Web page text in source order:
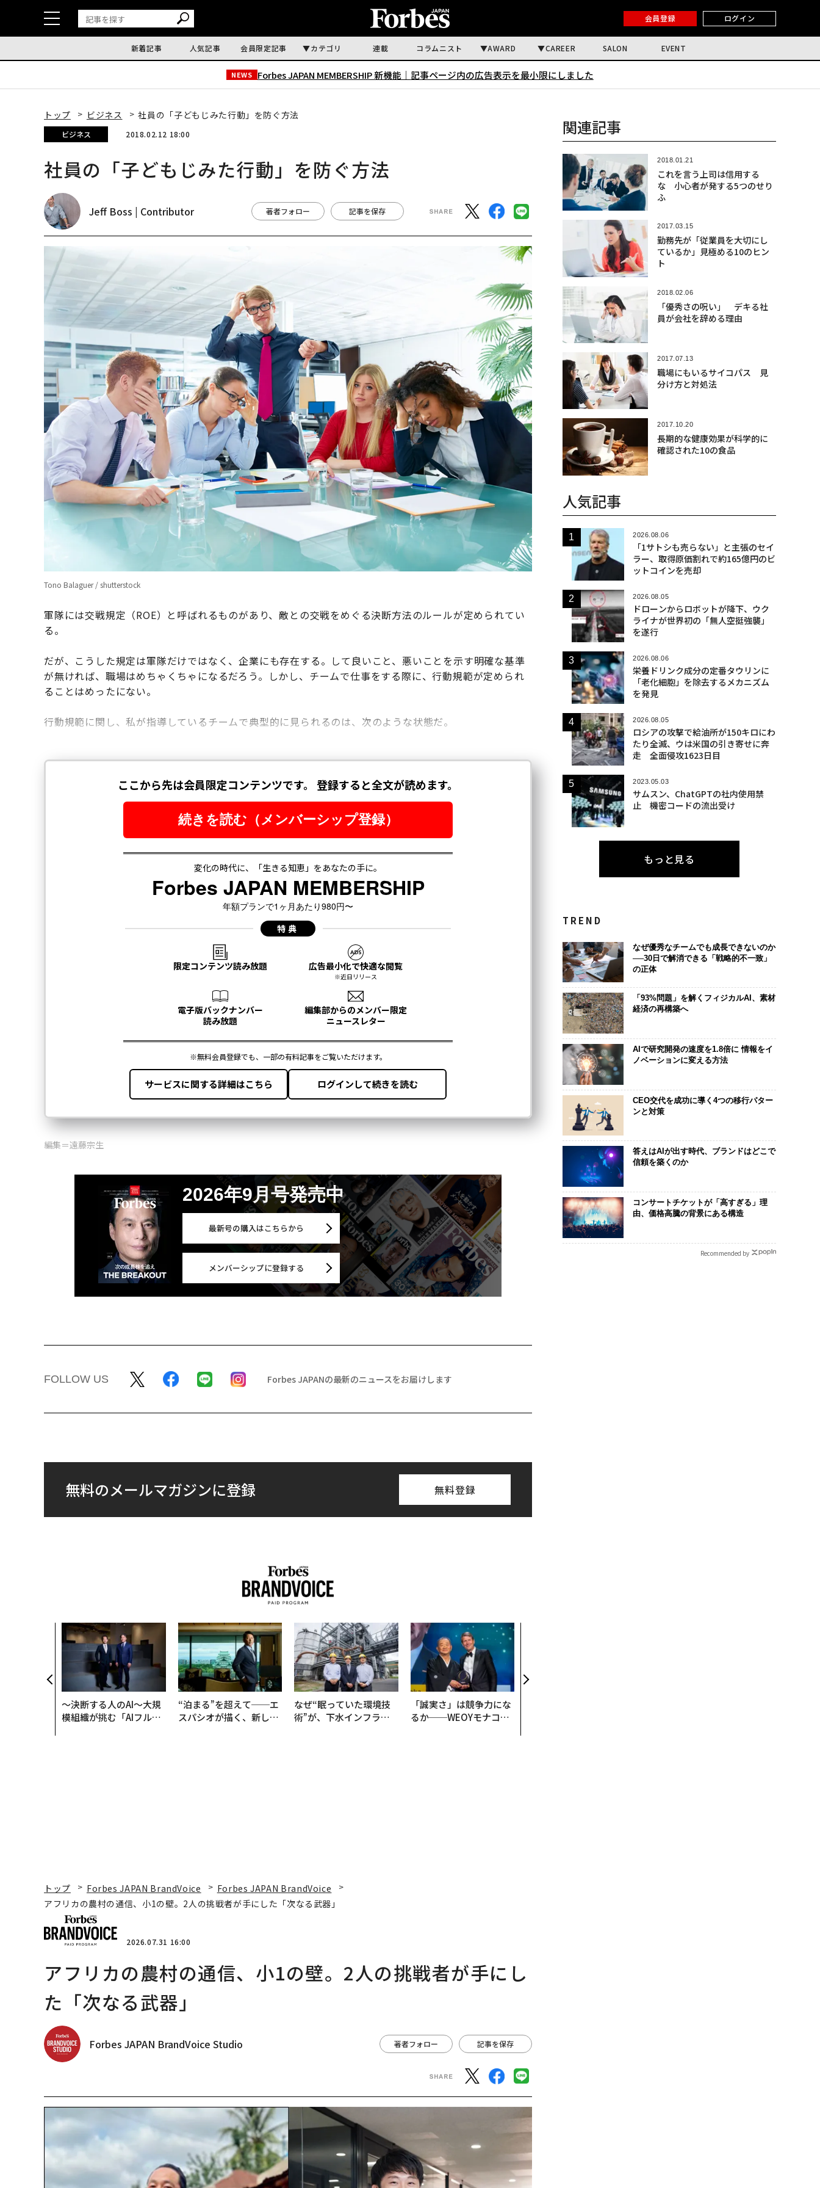
会員登録 ログイン
新着記事 人気記事 会員限定記事 カテゴリ 連載 コラムニスト AWARD CAREER SALON EVENT
NEWS Forbes JAPAN MEMBERSHIP 新機能｜ 記事ページ内の広告表示を最小限にしました
トップ ビジネス 社員の「子どもじみた行動」を防ぐ方法
ビジネス 2018.02.12 18:00
社員の「子どもじみた行動」を防ぐ方法
Jeff Boss | Contributor 著者フォロー 記事を保存
Tono Balaguer / shutterstock
軍隊には交戦規定（ROE）と呼ばれるものがあり、敵との交戦をめぐる決断方法のルールが定められてい
る。
だが、こうした規定は軍隊だけではなく、企業にも存在する。して良いこと、悪いことを示す明確な基準
が無ければ、職場はめちゃくちゃになるだろう。しかし、チームで仕事をする際に、行動規範が定められ
ることはめったにない。
行動規範に関し、私が指導しているチームで典型的に見られるのは、次のような状態だ。
編集＝遠藤宗生
2026年9月号発売中
最新号の購入はこちらから
メンバーシップに登録する
FOLLOW US Forbes JAPANの最新のニュースをお届けします
無料のメールマガジンに登録 無料登録
〜決断する人のAI〜大規
模組織が挑む「AIフル実
“泊まる”を超えて──エ
スパシオが描く、新しい
なぜ“眠っていた環境技
術”が、下水インフラを
「誠実さ」は競争力にな
るか──WEOYモナコで
る1日│CAREER SUMMI
関連記事
2018.01.21
これを言う上司は信用する
な 小心者が発する5つのせり
ふ
2017.03.15
勤務先が「従業員を大切にし
ているか」見極める10のヒン
ト
2018.02.06
「優秀さの呪い」 デキる社
員が会社を辞める理由
2017.07.13
職場にもいるサイコパス 見
分け方と対処法
2017.10.20
長期的な健康効果が科学的に
確認された10の食品
人気記事
2026.08.06
「1サトシも売らない」と主張のセイ
ラー、取得原価割れで約165億円のビ
ットコインを売却
2026.08.05
ドローンからロボットが降下、ウク
ライナが世界初の「無人空挺強襲」
を遂行
2026.08.06
栄養ドリンク成分の定番タウリンに
「老化細胞」を除去するメカニズム
を発見
2026.08.05
ロシアの攻撃で給油所が150キロにわ
たり全滅、ウは米国の引き寄せに奔
走 全面侵攻1623日目
2023.05.03
サムスン、ChatGPTの社内使用禁
止 機密コードの流出受け
もっと見る
TREND
なぜ優秀なチームでも成長できないのか
──30日で解消できる「戦略的不一致」
の正体
「93%問題」を解くフィジカルAI、素材
経済の再構築へ
AIで研究開発の速度を1.8倍に 情報をイ
ノベーションに変える方法
CEO交代を成功に導く4つの移行パター
ンと対策
答えはAIが出す時代、ブランドはどこで
信頼を築くのか
コンサートチケットが「高すぎる」理
由、価格高騰の背景にある構造
Recommended by
トップ Forbes JAPAN BrandVoice
Forbes JAPAN BrandVoice
アフリカの農村の通信、小1の壁。2人の挑戦者が手にした「次なる武器」
2026.07.31 16:00
アフリカの農村の通信、小1の壁。2人の挑戦者が手にし
た「次なる武器」
Forbes JAPAN BrandVoice Studio 著者フォロー 記事を保存